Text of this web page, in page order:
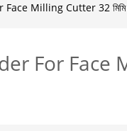
Cutter 32 মিমি ডায়া
Face